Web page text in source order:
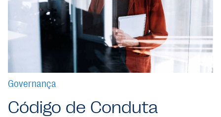
Governança
Código de Conduta